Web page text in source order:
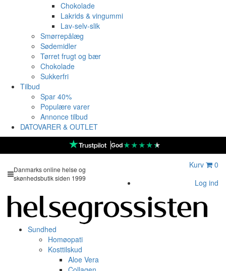
Chokolade
Lakrids & vingummi
Lav-selv-slik
Smørrepålæg
Sødemidler
Tørret frugt og bær
Chokolade
Sukkerfri
Tilbud
Spar 40%
Populære varer
Annonce tilbud
DATOVARER & OUTLET
God★★★★★
Danmarks online helse og
skønhedsbutik siden 1999
Kurv
0
Log ind
Sundhed
Homøopati
Kosttilskud
Aloe Vera